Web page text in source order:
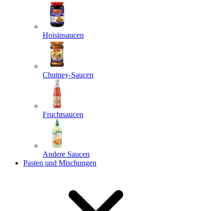
Hoisinsaucen
Chutney-Saucen
Fruchtsaucen
Andere Saucen
Pasten und Mischungen